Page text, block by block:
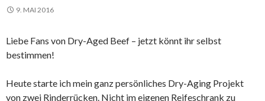
9. MAI 2016
Liebe Fans von Dry-Aged Beef – jetzt könnt ihr selbst
bestimmen!
Heute starte ich mein ganz persönliches Dry-Aging Projekt
von zwei Rinderrücken. Nicht im eigenen Reifeschrank zu